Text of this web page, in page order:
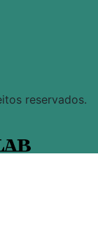
reservados.